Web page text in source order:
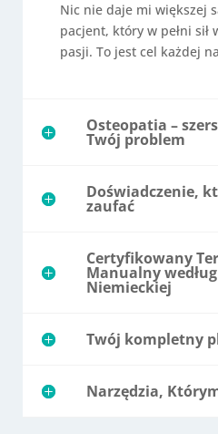
Nic nie daje mi większej
pacjent, który w pełni sił
pasji. To jest cel każdej
Osteopatia –
Twój problem
Doświadczenie,
zaufać
Certyfikowany
Manualny według
Niemieckiej
Twój kompletny
Narzędzia,